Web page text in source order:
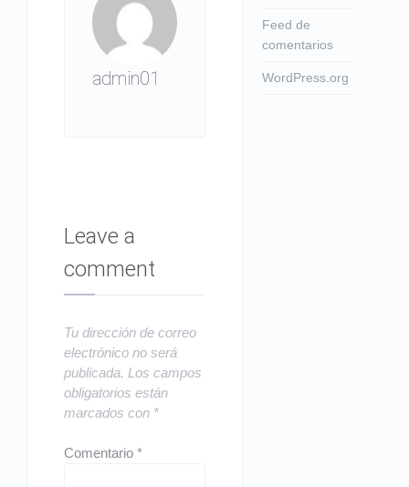
admin01
Leave a
comment
Tu dirección de correo
electrónico no será
publicada. Los campos
obligatorios están
marcados con *
Comentario*
Feed de
comentarios
WordPress.org